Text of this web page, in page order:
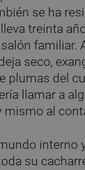
se ha
treinta
familiar.
seco,
plumas del
llamar a
mismo al
interno
su